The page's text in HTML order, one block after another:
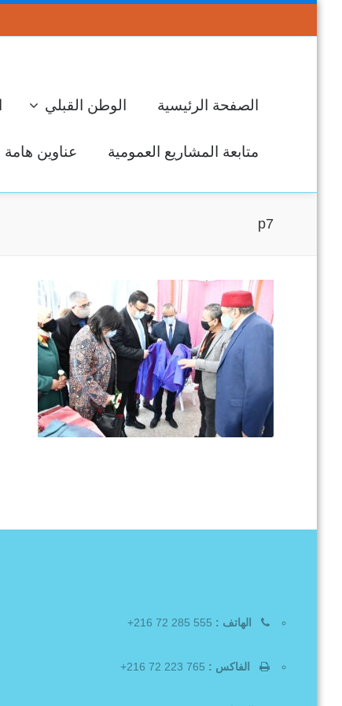
الصفحة الرئيسية الوطن القبلي
متابعة المشاريع العمومية عناوين هامة
p7
الهاتف :
الفاكس :